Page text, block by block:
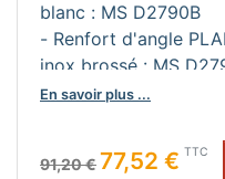
blanc : MS D2790B
- Renfort d'angle
inox brossé : MS
- Renfort d'angle
En savoir plus ...
Prix de base
91,20 €
Prix 77,52 € TTC